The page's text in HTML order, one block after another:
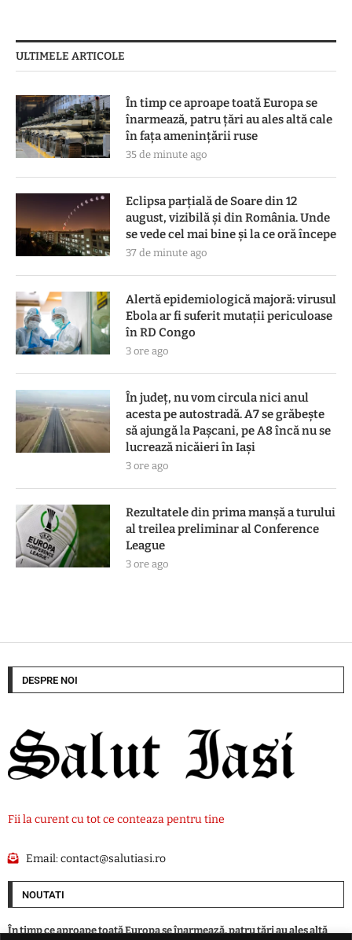
ULTIMELE ARTICOLE
În timp ce aproape toată Europa se
înarmează, patru ţări au ales altă cale
în faţa ameninţării ruse
35 de minute ago
Eclipsa parțială de Soare din 12
august, vizibilă și din România. Unde
se vede cel mai bine și la ce oră începe
37 de minute ago
Alertă epidemiologică majoră: virusul
Ebola ar fi suferit mutații periculoase
în RD Congo
3 ore ago
În județ, nu vom circula nici anul
acesta pe autostradă. A7 se grăbește
să ajungă la Pașcani, pe A8 încă nu se
lucrează nicăieri în Iași
3 ore ago
Rezultatele din prima manşă a turului
al treilea preliminar al Conference
League
3 ore ago
DESPRE NOI
Fii la curent cu tot ce conteaza pentru tine
Email:contact@salutiasi.ro
NOUTATI
În timp ce aproape toată Europa se înarmează, patru ţări au ales altă